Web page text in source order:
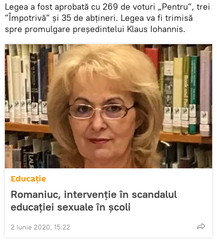
Legea a fost aprobată cu 269 de voturi „Pentru”, trei
”Împotrivă” şi 35 de abţineri. Legea va fi trimisă
spre promulgare preşedintelui Klaus Iohannis.
Educație
Romaniuc, intervenție în scandalul
educației sexuale în școli
2 Iunie 2020, 15:22